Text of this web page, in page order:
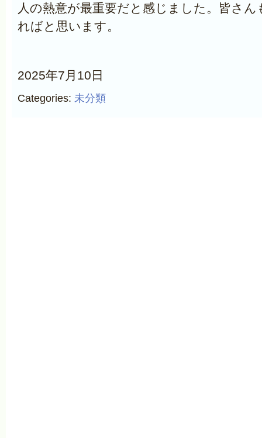
人の熱意が最重要だと感じました。皆さ
ればと思います。
2025年7月10日
Categories: 未分類